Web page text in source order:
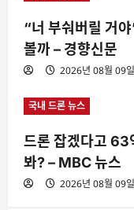
“너 부숴버릴 거
볼까 – 경향신문
2026년 08월 09일
국내 드론 뉴스
드론 잡겠다고 63
봐? – MBC 뉴스
2026년 08월 09일